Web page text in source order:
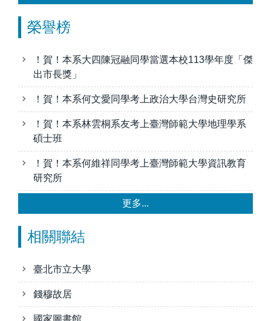
榮譽榜
！賀！本系大四陳冠融同學當選本校113學年度「傑
出市長獎」
！賀！本系何文愛同學考上政治大學台灣史研究所
！賀！本系林雲桐系友考上臺灣師範大學地理學系
碩士班
！賀！本系何維祥同學考上臺灣師範大學資訊教育
研究所
更多...
相關聯結
臺北市立大學
錢穆故居